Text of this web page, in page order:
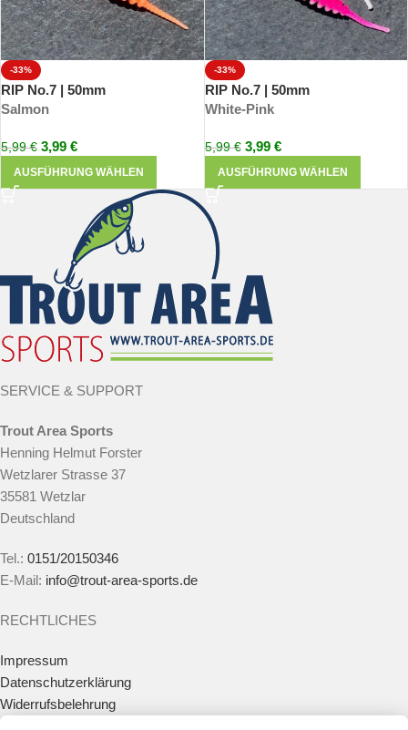
-33%
RIP No.7 | 50mm
Salmon
5,99€ 3,99 €
AUSFÜHRUNG WÄHLEN
-33%
RIP No.7 | 50mm
White-Pink
5,99€ 3,99 €
AUSFÜHRUNG WÄHLEN
SERVICE & SUPPORT
Trout Area Sports
Henning Helmut Forster
Wetzlarer Strasse 37
35581 Wetzlar
Deutschland
Tel.: 0151/20150346
E-Mail: info@trout-area-sports.de
RECHTLICHES
Impressum
Datenschutzerklärung
Widerrufsbelehrung